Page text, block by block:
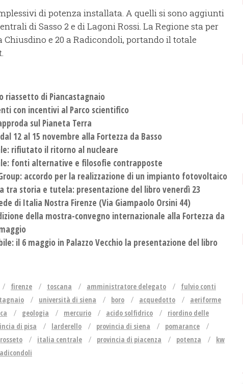
di potenza installata. A quelli si sono aggiunti
di Sasso 2 e di Lagoni Rossi. La Regione sta per
e 20 a Radicondoli, portando il totale
riassetto di Piancastagnaio
con incentivi al Parco scientifico
sul Pianeta Terra
12 al 15 novembre alla Fortezza da Basso
rifiutato il ritorno al nucleare
fonti alternative e filosofie contrapposte
accordo per la realizzazione di un impianto fotovoltaico
tra storia e tutela: presentazione del libro venerdì 23
di Italia Nostra Firenze (Via Giampaolo Orsini 44)
della mostra-convegno internazionale alla Fortezza da
il 6 maggio in Palazzo Vecchio la presentazione del libro
firenze toscana amministratore delegato
fulvio conti
università di siena boro acquedotto
aeriforme
geologia mercurio acido solfidrico
riordino delle
di pisa larderello provincia di siena
pomarance
italia centrale provincia di piacenza potenza
kw